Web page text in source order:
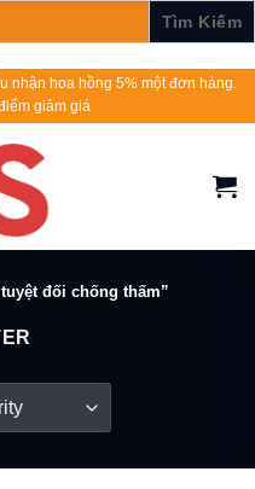
nhận hoa hồng 5% một đơn hàng.
giảm giá
đối chống thấm”